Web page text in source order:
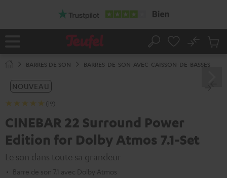
Page
Rechercher
No
du
BARRES DE SON BARRES-DE-SON-AVEC-CAISSON-DE-BASSES
NOUVEAU
(19)
CINEBAR 22 Surround Power
Edition for Dolby Atmos 7.1-Set
Le son dans toute sa grandeur
Barre de son 7.1 avec Dolby Atmos